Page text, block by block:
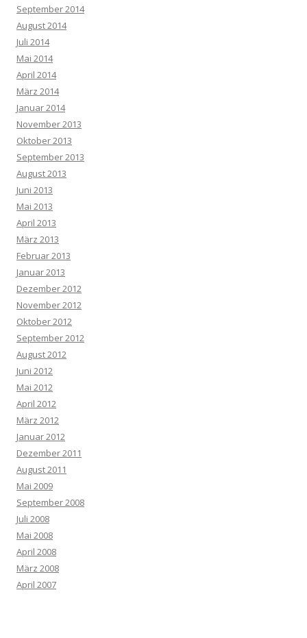
September 2014
August 2014
Juli 2014
Mai 2014
April 2014
März 2014
Januar 2014
November 2013
Oktober 2013
September 2013
August 2013
Juni 2013
Mai 2013
April 2013
März 2013
Februar 2013
Januar 2013
Dezember 2012
November 2012
Oktober 2012
September 2012
August 2012
Juni 2012
Mai 2012
April 2012
März 2012
Januar 2012
Dezember 2011
August 2011
Mai 2009
September 2008
Juli 2008
Mai 2008
April 2008
März 2008
April 2007